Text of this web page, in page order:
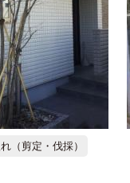
（剪定・伐採）